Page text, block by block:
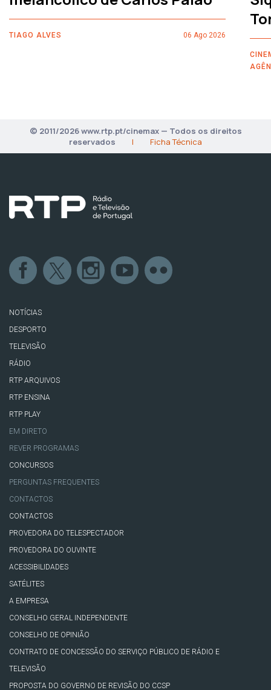
TIAGO ALVES 06 Ago 2026
© 2011/2026 www.rtp.pt/cinemax — Todos os direitos
reservados
| Ficha Técnica
NOTÍCIAS
DESPORTO
TELEVISÃO
RÁDIO
RTP ARQUIVOS
RTP ENSINA
RTP PLAY
EM DIRETO
REVER PROGRAMAS
CONCURSOS
PERGUNTAS FREQUENTES
CONTACTOS
CONTACTOS
PROVEDORA DO TELESPECTADOR
PROVEDORA DO OUVINTE
ACESSIBILIDADES
SATÉLITES
A EMPRESA
CONSELHO GERAL INDEPENDENTE
CONSELHO DE OPINIÃO
CONTRATO DE CONCESSÃO DO SERVIÇO PÚBLICO DE RÁDIO E
TELEVISÃO
PROPOSTA DO GOVERNO DE REVISÃO DO CCSP